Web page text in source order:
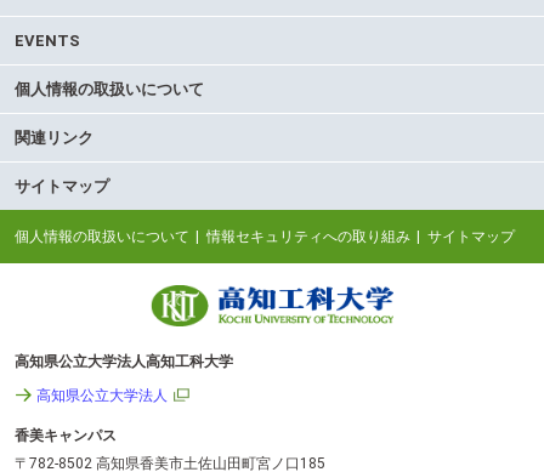
EVENTS
個人情報の取扱いについて
関連リンク
サイトマップ
個人情報の取扱いについて 情報セキュリティへの取り組み サイトマップ
高知県公立大学法人高知工科大学
高知県公立大学法人
香美キャンパス
〒782-8502 高知県香美市土佐山田町宮ノ口185